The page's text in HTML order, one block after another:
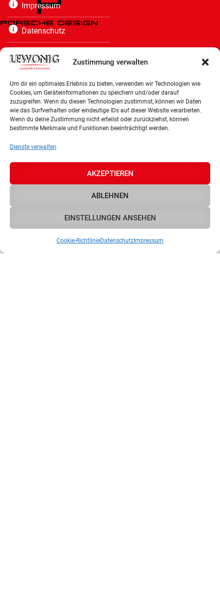
Zustimmung verwalten
Um dir ein optimales Erlebnis zu bieten, verwenden wir Technologien wie
Cookies, um Geräteinformationen zu speichern und/oder darauf
zuzugreifen. Wenn du diesen Technologien zustimmst, können wir Daten
wie das Surfverhalten oder eindeutige IDs auf dieser Website verarbeiten.
Wenn du deine Zustimmung nicht erteilst oder zurückziehst, können
bestimmte Merkmale und Funktionen beeinträchtigt werden.
Dienste verwalten
AKZEPTIEREN
ABLEHNEN
EINSTELLUNGEN ANSEHEN
Cookie-RichtlinieDatenschutz Impressum
Impressum
Datenschutz
Cookie-Richtlinie
Barrierefreiheitserklärung
Diese Seite empfehlen: